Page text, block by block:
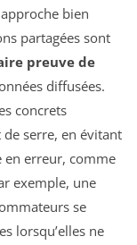
bien
partagées sont
preuve de
diffusées.
concrets
serre, en évitant
en erreur, comme
exemple, une
se
lorsqu’elles ne